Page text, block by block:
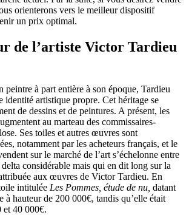
orienterons vers le meilleur dispositif
un prix optimal.
de l’artiste Victor Tardieu
peintre à part entière à son époque, Tardieu
identité artistique propre. Cet héritage se
de dessins et de peintures. A présent, les
au marteau des commissaires-
Ses toiles et autres œuvres sont
notamment par les acheteurs français, et le
sur le marché de l’art s’échelonne entre
considérable mais qui en dit long sur la
aux œuvres de Victor Tardieu. En
intitulée Les Pommes, étude de nu, datant
à hauteur de 200 000€, tandis qu’elle était
et 40 000€.